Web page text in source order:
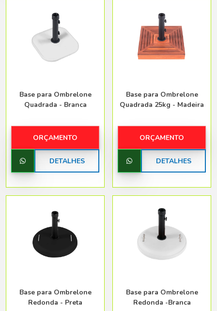
Base para Ombrelone
Quadrada - Branca
ORÇAMENTO
DETALHES
Base para Ombrelone
Quadrada 25kg - Madeira
ORÇAMENTO
DETALHES
Base para Ombrelone
Redonda - Preta
Base para Ombrelone
Redonda -Branca